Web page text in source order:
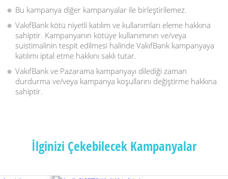
Bu kampanya diğer kampanyalar ile birleştirilemez.
VakıfBank kötü niyetli katılım ve kullanımları eleme hakkına
sahiptir. Kampanyanın kötüye kullanımının ve/veya
suistimalinin tespit edilmesi halinde VakıfBank kampanyaya
katılımı iptal etme hakkını saklı tutar.
VakıfBank ve Pazarama kampanyayı dilediği zaman
durdurma ve/veya kampanya koşullarını değiştirme hakkına
sahiptir.
İlginizi Çekebilecek Kampanyalar